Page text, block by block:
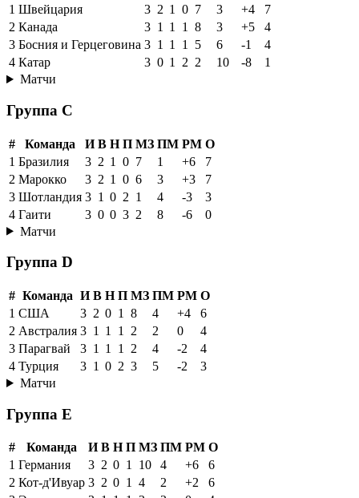
1 Швейцария 3 2 1 0 7 3 +4
7
2 Канада 3 1 1 1 8 3 +5
4
3 Босния и Герцеговина 3 1 1 1 5 6 -1
4
4 Катар 3 0 1 2 2 10 -8
1
Матчи
Группа C
# Команда И В Н П МЗ ПМ РМ О
1 Бразилия 3 2 1 0 7 1 +6
7
2 Марокко 3 2 1 0 6 3 +3
7
3 Шотландия 3 1 0 2 1 4 -3
3
4 Гаити 3 0 0 3 2 8 -6
0
Матчи
Группа D
# Команда И В Н П МЗ ПМ РМ О
1 США 3 2 0 1 8 4 +4
6
2 Австралия 3 1 1 1 2 2 0
4
3 Парагвай 3 1 1 1 2 4 -2
4
4 Турция 3 1 0 2 3 5 -2
3
Матчи
Группа E
# Команда И В Н П МЗ ПМ РМ О
1 Германия 3 2 0 1 10 4 +6
6
2 Кот-д'Ивуар 3 2 0 1 4 2 +2
6